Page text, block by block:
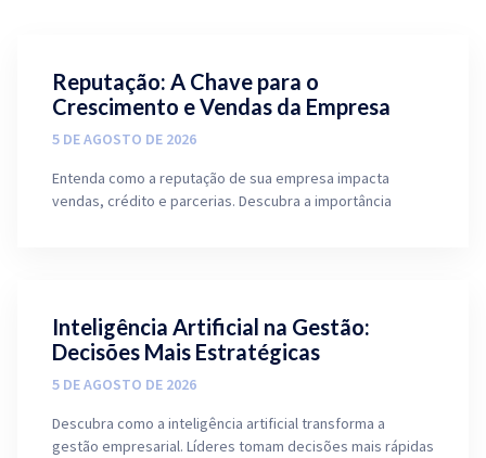
Reputação: A Chave para o
Crescimento e Vendas da Empresa
5 DE AGOSTO DE 2026
Entenda como a reputação de sua empresa impacta
vendas, crédito e parcerias. Descubra a importância
Inteligência Artificial na Gestão:
Decisões Mais Estratégicas
5 DE AGOSTO DE 2026
Descubra como a inteligência artificial transforma a
gestão empresarial. Líderes tomam decisões mais rápidas